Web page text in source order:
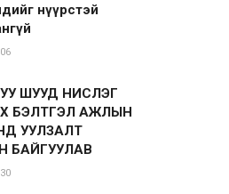
нүүрстэй
ШУУД НИСЛЭГ
БЭЛТГЭЛ АЖЛЫН
УУЛЗАЛТ
БАЙГУУЛАВ